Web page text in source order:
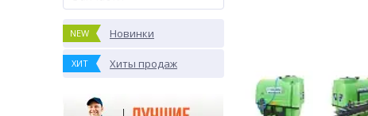
NEW Новинки
ХИТ Хиты продаж